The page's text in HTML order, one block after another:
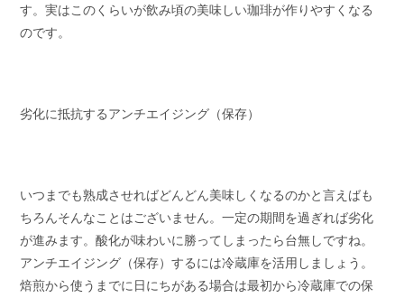
す。実はこのくらいが飲み頃の美味しい珈琲が作りやすくなる
のです。
劣化に抵抗するアンチエイジング（保存）
いつまでも熟成させればどんどん美味しくなるのかと言えばも
ちろんそんなことはございません。一定の期間を過ぎれば劣化
が進みます。酸化が味わいに勝ってしまったら台無しですね。
アンチエイジング（保存）するには冷蔵庫を活用しましょう。
焙煎から使うまでに日にちがある場合は最初から冷蔵庫での保